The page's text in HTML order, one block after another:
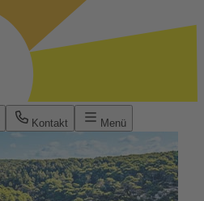
Kontakt Menü